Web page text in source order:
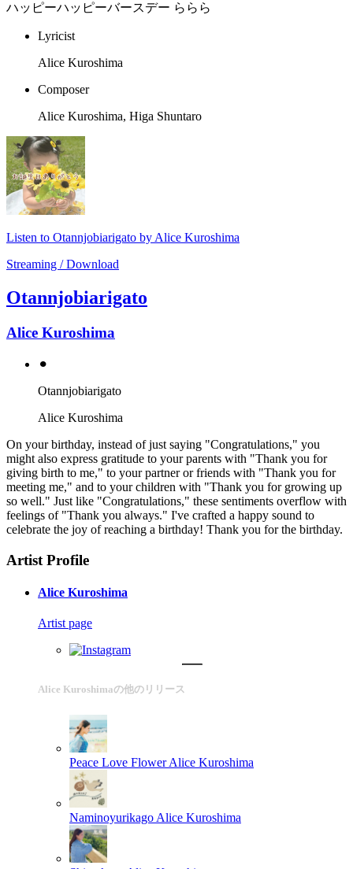
ハッピーハッピーバースデー ららら
Lyricist
Alice Kuroshima
Composer
Alice Kuroshima, Higa Shuntaro
Listen to Otannjobiarigato by Alice Kuroshima
Streaming / Download
Otannjobiarigato
Alice Kuroshima
⚫︎
Otannjobiarigato
Alice Kuroshima
On your birthday, instead of just saying "Congratulations," you
might also express gratitude to your parents with "Thank you for
giving birth to me," to your partner or friends with "Thank you for
meeting me," and to your children with "Thank you for growing up
so well." Just like "Congratulations," these sentiments overflow with
feelings of "Thank you always." I've crafted a happy sound to
celebrate the joy of reaching a birthday! Thank you for the birthday.
Artist Profile
Alice Kuroshima
Artist page
Alice Kuroshimaの他のリリース
Peace Love Flower Alice Kuroshima
Naminoyurikago Alice Kuroshima